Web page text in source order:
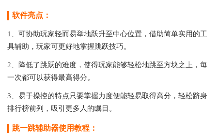
软件亮点：
1、可协助玩家轻而易举地跃升至中心位置，借助简单实用的工
具辅助，玩家可更好地掌握跳跃技巧。
2、降低了跳跃的难度，使得玩家能够轻松地跳至方块之上，每
一次都可以获得最高得分。
3、易于操控的特点只要掌握力度便能轻易取得高分，轻松跻身
排行榜前列，吸引更多人的瞩目。
跳一跳辅助器使用教程：